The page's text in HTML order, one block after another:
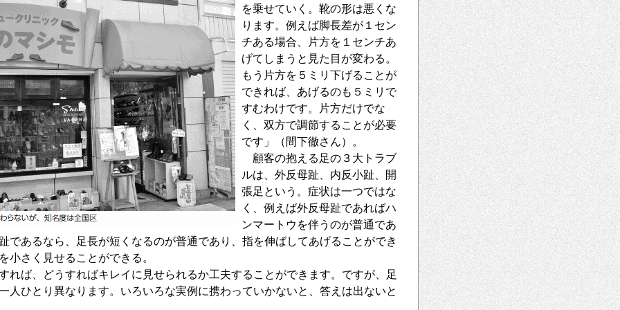
を乗せていく。靴の形は悪くな
ります。例えば脚長差が１セン
チある場合、片方を１センチあ
げてしまうと見た目が変わる。
もう片方を５ミリ下げることが
できれば、あげるのも５ミリで
すむわけです。片方だけでな
く、双方で調節することが必要
です」（間下徹さん）。
顧客の抱える足の３大トラブ
ルは、外反母趾、内反小趾、開
張足という。症状は一つではな
く、例えば外反母趾であればハ
ンマートウを伴うのが普通であ
であるなら、足長が短くなるのが普通であり、指を伸ばしてあげることができ
小さく見せることができる。
ば、どうすればキレイに見せられるか工夫することができます。ですが、足
人ひとり異なります。いろいろな実例に携わっていかないと、答えは出ないと